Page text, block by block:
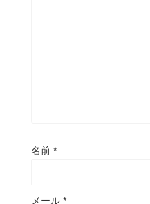
名前 *
メール *